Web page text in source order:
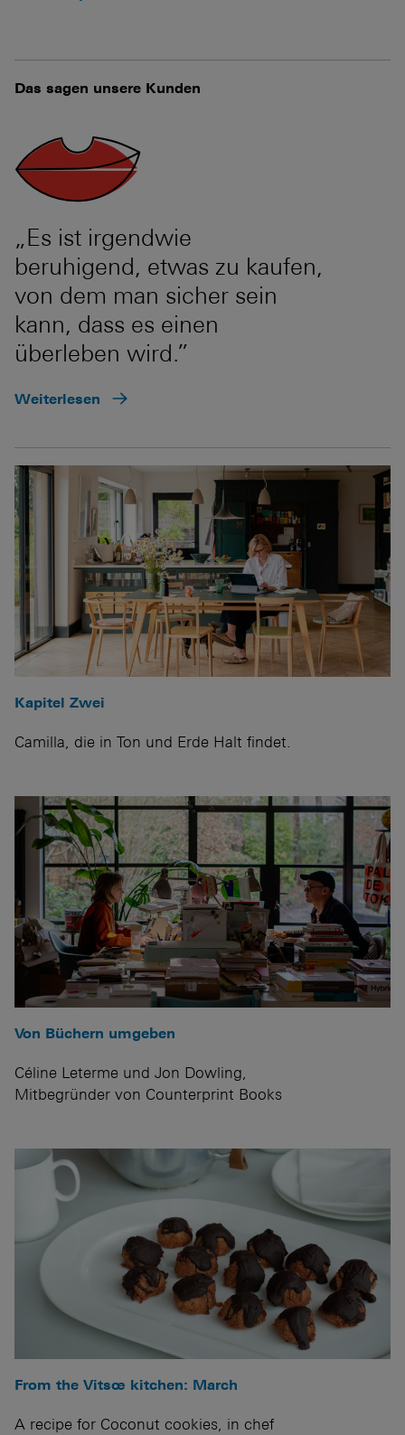
Das sagen unsere Kunden
„Es ist irgendwie
beruhigend, etwas zu kaufen,
von dem man sicher sein
kann, dass es einen
überleben wird.”
Weiterlesen
Kapitel Zwei
Camilla, die in Ton und Erde Halt findet.
Von Büchern umgeben
Céline Leterme und Jon Dowling,
Mitbegründer von Counterprint Books
From the Vitsœ kitchen: March
A recipe for Coconut cookies, in chef